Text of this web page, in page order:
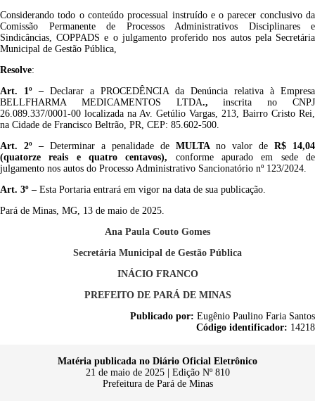
Considerando todo o conteúdo processual instruído e o parecer conclusivo da
Comissão Permanente de Processos Administrativos Disciplinares e
Sindicâncias, COPPADS e o julgamento proferido nos autos pela Secretária
Municipal de Gestão Pública,
Resolve:
Art. 1º –Declarar a PROCEDÊNCIA da Denúncia relativa à Empresa
BELLFHARMA MEDICAMENTOS LTDA., inscrita no CNPJ
26.089.337/0001-00 localizada na Av. Getúlio Vargas, 213, Bairro Cristo Rei,
na Cidade de Francisco Beltrão, PR, CEP: 85.602-500.
Art. 2º – Determinar a penalidade de MULTA no valor de R$ 14,04
(quatorze reais e quatro centavos), conforme apurado em sede de
julgamento nos autos do Processo Administrativo Sancionatório nº 123/2024.
Art. 3º – Esta Portaria entrará em vigor na data de sua publicação.
Pará de Minas, MG, 13 de maio de 2025.
Ana Paula Couto Gomes
Secretária Municipal de Gestão Pública
INÁCIO FRANCO
PREFEITO DE PARÁ DE MINAS
Publicado por: Eugênio Paulino Faria Santos
Código identificador: 14218
Matéria publicada no Diário Oficial Eletrônico
21 de maio de 2025 | Edição Nº 810
Prefeitura de Pará de Minas